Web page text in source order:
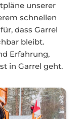
unserer
schnellen
dass Garrel
bleibt.
Erfahrung,
in Garrel geht.